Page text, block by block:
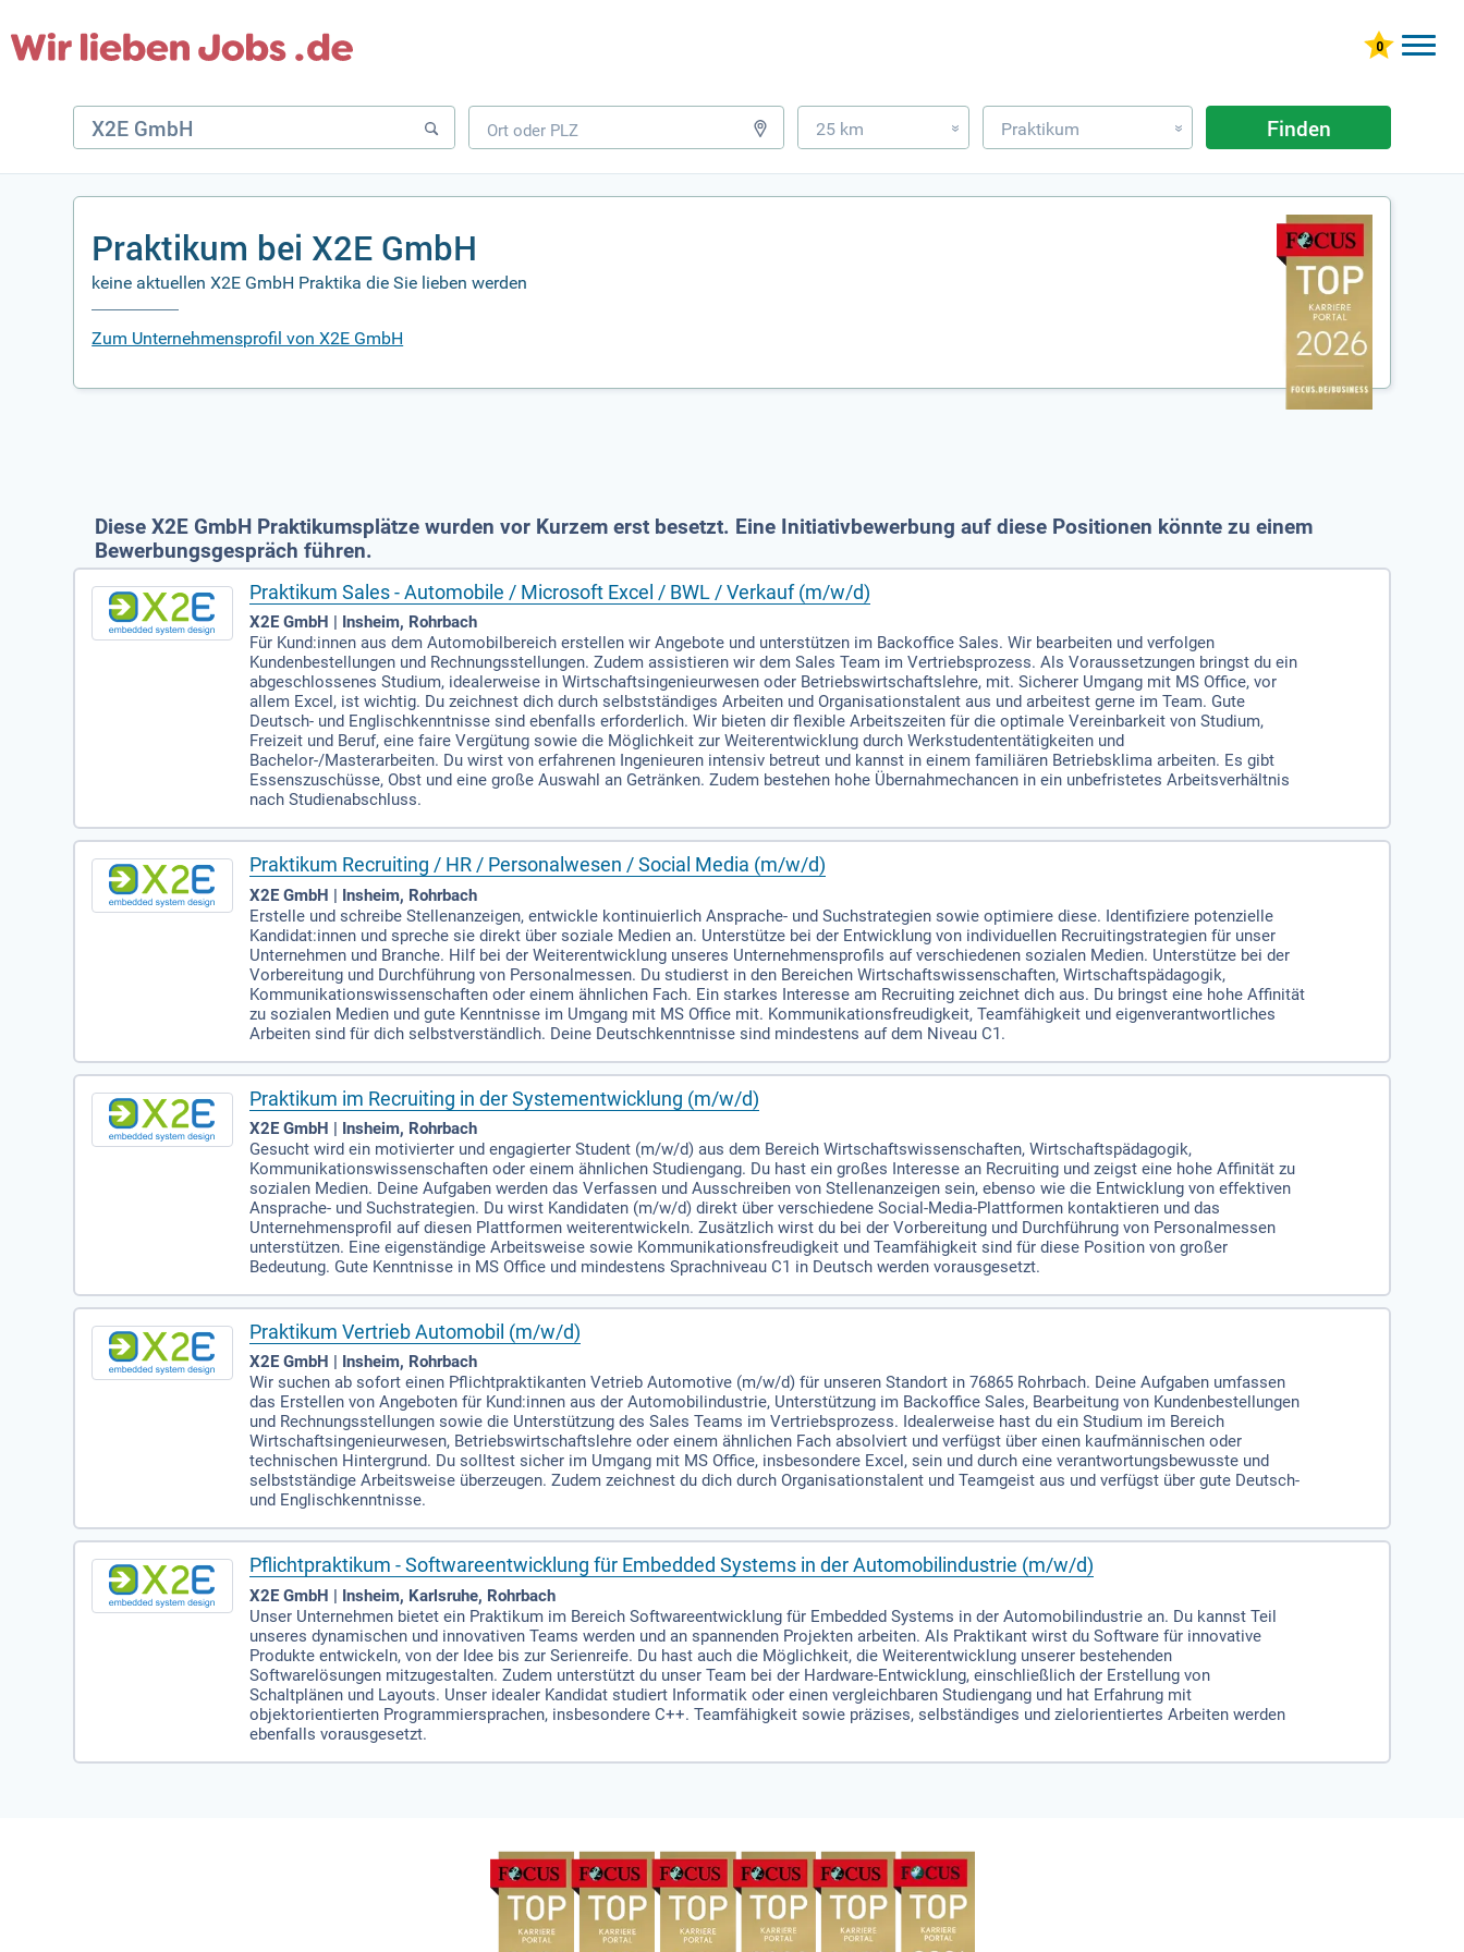
25 km » Praktikum » Finden
Praktikum bei X2E GmbH
keine aktuellen X2E GmbH Praktika die Sie lieben werden
Zum Unternehmensprofil von X2E GmbH
Diese X2E GmbH Praktikumsplätze wurden vor Kurzem erst besetzt. Eine Initiativbewerbung auf diese Positionen könnte zu einem
Bewerbungsgespräch führen.
Praktikum Sales - Automobile / Microsoft Excel / BWL / Verkauf (m/w/d)
X2E GmbH | Insheim, Rohrbach
Für Kund:innen aus dem Automobilbereich erstellen wir Angebote und unterstützen im Backoffice Sales. Wir bearbeiten und verfolgen
Kundenbestellungen und Rechnungsstellungen. Zudem assistieren wir dem Sales Team im Vertriebsprozess. Als Voraussetzungen bringst du ein
abgeschlossenes Studium, idealerweise in Wirtschaftsingenieurwesen oder Betriebswirtschaftslehre, mit. Sicherer Umgang mit MS Office, vor
allem Excel, ist wichtig. Du zeichnest dich durch selbstständiges Arbeiten und Organisationstalent aus und arbeitest gerne im Team. Gute
Deutsch- und Englischkenntnisse sind ebenfalls erforderlich. Wir bieten dir flexible Arbeitszeiten für die optimale Vereinbarkeit von Studium,
Freizeit und Beruf, eine faire Vergütung sowie die Möglichkeit zur Weiterentwicklung durch Werkstudententätigkeiten und
Bachelor-/Masterarbeiten. Du wirst von erfahrenen Ingenieuren intensiv betreut und kannst in einem familiären Betriebsklima arbeiten. Es gibt
Essenszuschüsse, Obst und eine große Auswahl an Getränken. Zudem bestehen hohe Übernahmechancen in ein unbefristetes Arbeitsverhältnis
nach Studienabschluss.
Praktikum Recruiting / HR / Personalwesen / Social Media (m/w/d)
X2E GmbH | Insheim, Rohrbach
Erstelle und schreibe Stellenanzeigen, entwickle kontinuierlich Ansprache- und Suchstrategien sowie optimiere diese. Identifiziere potenzielle
Kandidat:innen und spreche sie direkt über soziale Medien an. Unterstütze bei der Entwicklung von individuellen Recruitingstrategien für unser
Unternehmen und Branche. Hilf bei der Weiterentwicklung unseres Unternehmensprofils auf verschiedenen sozialen Medien. Unterstütze bei der
Vorbereitung und Durchführung von Personalmessen. Du studierst in den Bereichen Wirtschaftswissenschaften, Wirtschaftspädagogik,
Kommunikationswissenschaften oder einem ähnlichen Fach. Ein starkes Interesse am Recruiting zeichnet dich aus. Du bringst eine hohe Affinität
zu sozialen Medien und gute Kenntnisse im Umgang mit MS Office mit. Kommunikationsfreudigkeit, Teamfähigkeit und eigenverantwortliches
Arbeiten sind für dich selbstverständlich. Deine Deutschkenntnisse sind mindestens auf dem Niveau C1.
Praktikum im Recruiting in der Systementwicklung (m/w/d)
X2E GmbH | Insheim, Rohrbach
Gesucht wird ein motivierter und engagierter Student (m/w/d) aus dem Bereich Wirtschaftswissenschaften, Wirtschaftspädagogik,
Kommunikationswissenschaften oder einem ähnlichen Studiengang. Du hast ein großes Interesse an Recruiting und zeigst eine hohe Affinität zu
sozialen Medien. Deine Aufgaben werden das Verfassen und Ausschreiben von Stellenanzeigen sein, ebenso wie die Entwicklung von effektiven
Ansprache- und Suchstrategien. Du wirst Kandidaten (m/w/d) direkt über verschiedene Social-Media-Plattformen kontaktieren und das
Unternehmensprofil auf diesen Plattformen weiterentwickeln. Zusätzlich wirst du bei der Vorbereitung und Durchführung von Personalmessen
unterstützen. Eine eigenständige Arbeitsweise sowie Kommunikationsfreudigkeit und Teamfähigkeit sind für diese Position von großer
Bedeutung. Gute Kenntnisse in MS Office und mindestens Sprachniveau C1 in Deutsch werden vorausgesetzt.
Praktikum Vertrieb Automobil (m/w/d)
X2E GmbH | Insheim, Rohrbach
Wir suchen ab sofort einen Pflichtpraktikanten Vetrieb Automotive (m/w/d) für unseren Standort in 76865 Rohrbach. Deine Aufgaben umfassen
das Erstellen von Angeboten für Kund:innen aus der Automobilindustrie, Unterstützung im Backoffice Sales, Bearbeitung von Kundenbestellungen
und Rechnungsstellungen sowie die Unterstützung des Sales Teams im Vertriebsprozess. Idealerweise hast du ein Studium im Bereich
Wirtschaftsingenieurwesen, Betriebswirtschaftslehre oder einem ähnlichen Fach absolviert und verfügst über einen kaufmännischen oder
technischen Hintergrund. Du solltest sicher im Umgang mit MS Office, insbesondere Excel, sein und durch eine verantwortungsbewusste und
selbstständige Arbeitsweise überzeugen. Zudem zeichnest du dich durch Organisationstalent und Teamgeist aus und verfügst über gute Deutsch-
und Englischkenntnisse.
Pflichtpraktikum - Softwareentwicklung für Embedded Systems in der Automobilindustrie (m/w/d)
X2E GmbH | Insheim, Karlsruhe, Rohrbach
Unser Unternehmen bietet ein Praktikum im Bereich Softwareentwicklung für Embedded Systems in der Automobilindustrie an. Du kannst Teil
unseres dynamischen und innovativen Teams werden und an spannenden Projekten arbeiten. Als Praktikant wirst du Software für innovative
Produkte entwickeln, von der Idee bis zur Serienreife. Du hast auch die Möglichkeit, die Weiterentwicklung unserer bestehenden
Softwarelösungen mitzugestalten. Zudem unterstützt du unser Team bei der Hardware-Entwicklung, einschließlich der Erstellung von
Schaltplänen und Layouts. Unser idealer Kandidat studiert Informatik oder einen vergleichbaren Studiengang und hat Erfahrung mit
objektorientierten Programmiersprachen, insbesondere C++. Teamfähigkeit sowie präzises, selbständiges und zielorientiertes Arbeiten werden
ebenfalls vorausgesetzt.